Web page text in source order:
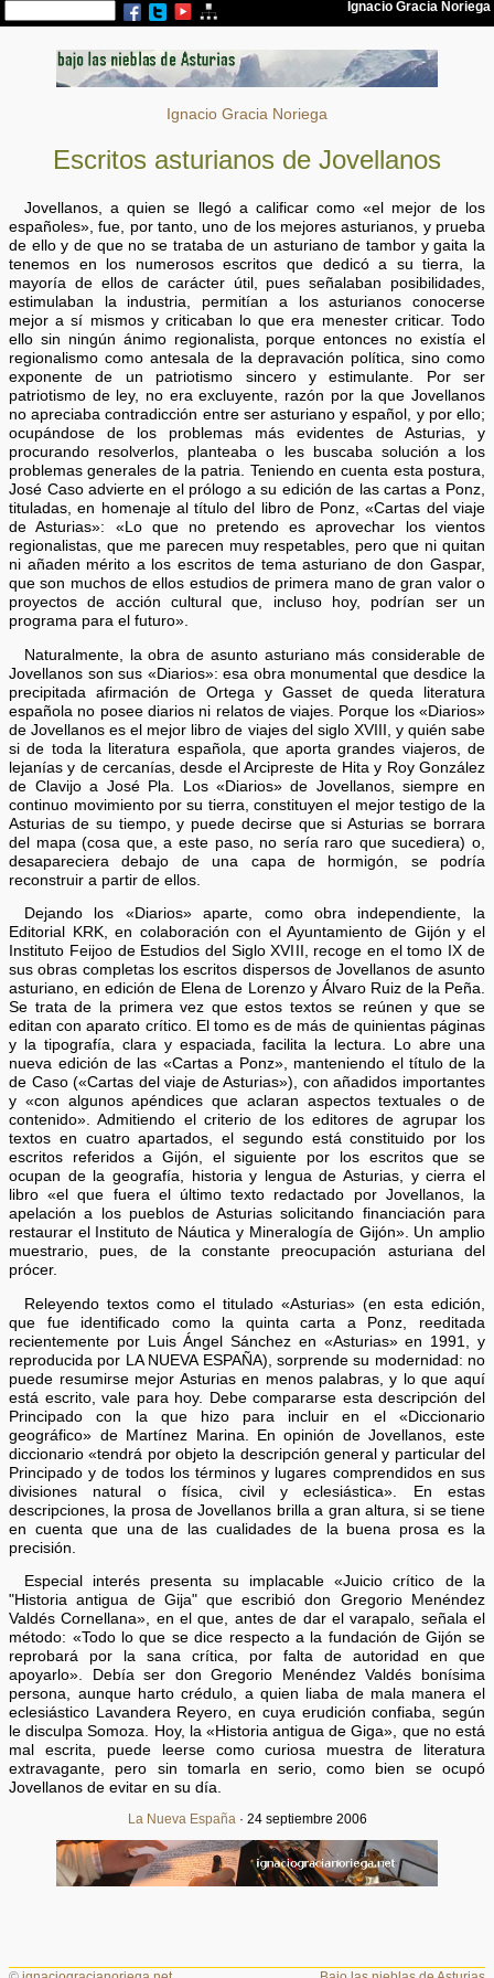
Ignacio Gracia Noriega
Escritos asturianos de Jovellanos
Jovellanos, a quien se llegó a calificar como «el mejor de los
españoles», fue, por tanto, uno de los mejores asturianos, y prueba
de ello y de que no se trataba de un asturiano de tambor y gaita la
tenemos en los numerosos escritos que dedicó a su tierra, la
mayoría de ellos de carácter útil, pues señalaban posibilidades,
estimulaban la industria, permitían a los asturianos conocerse
mejor a sí mismos y criticaban lo que era menester criticar. Todo
ello sin ningún ánimo regionalista, porque entonces no existía el
regionalismo como antesala de la depravación política, sino como
exponente de un patriotismo sincero y estimulante. Por ser
patriotismo de ley, no era excluyente, razón por la que Jovellanos
no apreciaba contradicción entre ser asturiano y español, y por ello;
ocupándose de los problemas más evidentes de Asturias, y
procurando resolverlos, planteaba o les buscaba solución a los
problemas generales de la patria. Teniendo en cuenta esta postura,
José Caso advierte en el prólogo a su edición de las cartas a Ponz,
tituladas, en homenaje al título del libro de Ponz, «Cartas del viaje
de Asturias»: «Lo que no pretendo es aprovechar los vientos
regionalistas, que me parecen muy respetables, pero que ni quitan
ni añaden mérito a los escritos de tema asturiano de don Gaspar,
que son muchos de ellos estudios de primera mano de gran valor o
proyectos de acción cultural que, incluso hoy, podrían ser un
programa para el futuro».
Naturalmente, la obra de asunto asturiano más considerable de
Jovellanos son sus «Diarios»: esa obra monumental que desdice la
precipitada afirmación de Ortega y Gasset de queda literatura
española no posee diarios ni relatos de viajes. Porque los «Diarios»
de Jovellanos es el mejor libro de viajes del siglo XVIII, y quién sabe
si de toda la literatura española, que aporta grandes viajeros, de
lejanías y de cercanías, desde el Arcipreste de Hita y Roy González
de Clavijo a José Pla. Los «Diarios» de Jovellanos, siempre en
continuo movimiento por su tierra, constituyen el mejor testigo de la
Asturias de su tiempo, y puede decirse que si Asturias se borrara
del mapa (cosa que, a este paso, no sería raro que sucediera) o,
desapareciera debajo de una capa de hormigón, se podría
reconstruir a partir de ellos.
Dejando los «Diarios» aparte, como obra independiente, la
Editorial KRK, en colaboración con el Ayuntamiento de Gijón y el
Instituto Feijoo de Estudios del Siglo XVIII, recoge en el tomo IX de
sus obras completas los escritos dispersos de Jovellanos de asunto
asturiano, en edición de Elena de Lorenzo y Álvaro Ruiz de la Peña.
Se trata de la primera vez que estos textos se reúnen y que se
editan con aparato crítico. El tomo es de más de quinientas páginas
y la tipografía, clara y espaciada, facilita la lectura. Lo abre una
nueva edición de las «Cartas a Ponz», manteniendo el título de la
de Caso («Cartas del viaje de Asturias»), con añadidos importantes
y «con algunos apéndices que aclaran aspectos textuales o de
contenido». Admitiendo el criterio de los editores de agrupar los
textos en cuatro apartados, el segundo está constituido por los
escritos referidos a Gijón, el siguiente por los escritos que se
ocupan de la geografía, historia y lengua de Asturias, y cierra el
libro «el que fuera el último texto redactado por Jovellanos, la
apelación a los pueblos de Asturias solicitando financiación para
restaurar el Instituto de Náutica y Mineralogía de Gijón». Un amplio
muestrario, pues, de la constante preocupación asturiana del
prócer.
Releyendo textos como el titulado «Asturias» (en esta edición,
que fue identificado como la quinta carta a Ponz, reeditada
recientemente por Luis Ángel Sánchez en «Asturias» en 1991, y
reproducida por LA NUEVA ESPAÑA), sorprende su modernidad: no
puede resumirse mejor Asturias en menos palabras, y lo que aquí
está escrito, vale para hoy. Debe compararse esta descripción del
Principado con la que hizo para incluir en el «Diccionario
geográfico» de Martínez Marina. En opinión de Jovellanos, este
diccionario «tendrá por objeto la descripción general y particular del
Principado y de todos los términos y lugares comprendidos en sus
divisiones natural o física, civil y eclesiástica». En estas
descripciones, la prosa de Jovellanos brilla a gran altura, si se tiene
en cuenta que una de las cualidades de la buena prosa es la
precisión.
Especial interés presenta su implacable «Juicio crítico de la
"Historia antigua de Gija" que escribió don Gregorio Menéndez
Valdés Cornellana», en el que, antes de dar el varapalo, señala el
método: «Todo lo que se dice respecto a la fundación de Gijón se
reprobará por la sana crítica, por falta de autoridad en que
apoyarlo». Debía ser don Gregorio Menéndez Valdés bonísima
persona, aunque harto crédulo, a quien liaba de mala manera el
eclesiástico Lavandera Reyero, en cuya erudición confiaba, según
le disculpa Somoza. Hoy, la «Historia antigua de Giga», que no está
mal escrita, puede leerse como curiosa muestra de literatura
extravagante, pero sin tomarla en serio, como bien se ocupó
Jovellanos de evitar en su día.
La Nueva España · 24 septiembre 2006